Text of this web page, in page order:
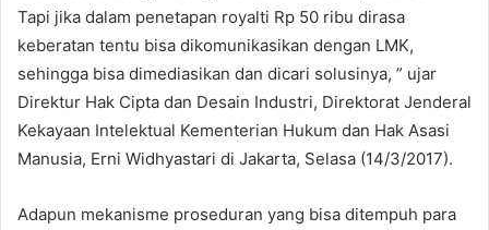
Tapi jika dalam penetapan royalti Rp 50 ribu dirasa
keberatan tentu bisa dikomunikasikan dengan LMK,
sehingga bisa dimediasikan dan dicari solusinya, ” ujar
Direktur Hak Cipta dan Desain Industri, Direktorat Jenderal
Kekayaan Intelektual Kementerian Hukum dan Hak Asasi
Manusia, Erni Widhyastari di Jakarta, Selasa (14/3/2017).
Adapun mekanisme proseduran yang bisa ditempuh para